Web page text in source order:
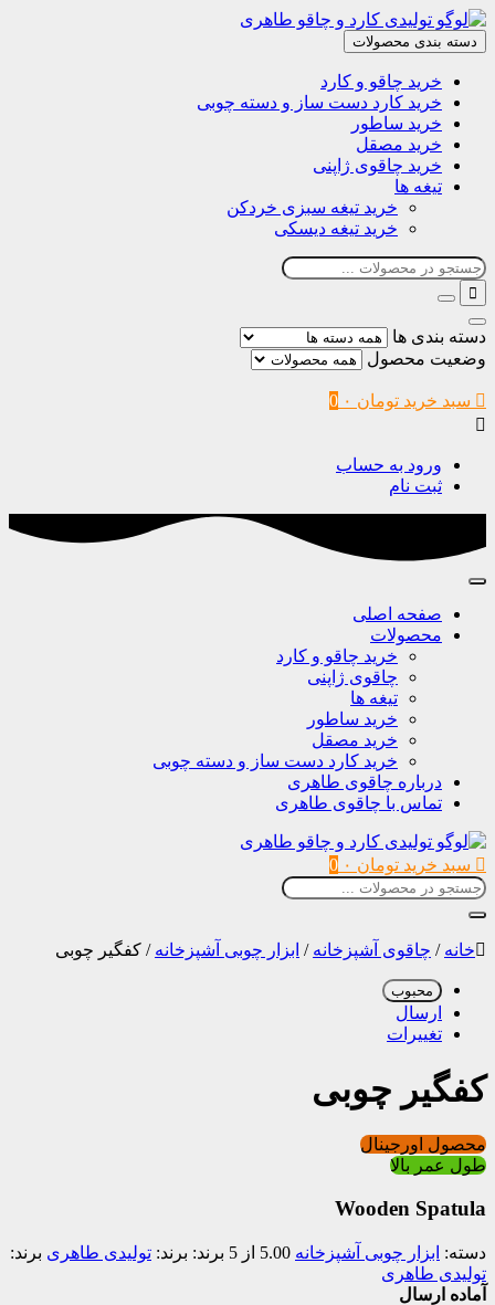
دسته بندی محصولات
خرید چاقو و کارد
خرید کارد دست ساز و دسته چوبی
خرید ساطور
خرید مصقل
خرید چاقوی ژاپنی
تیغه ها
خرید تیغه سبزی خردکن
خرید تیغه دیسکی
دسته بندی ها
وضعیت محصول
سبد خرید تومان 0
ورود به حساب
ثبت نام
صفحه اصلی
محصولات
خرید چاقو و کارد
چاقوی ژاپنی
تیغه ها
خرید ساطور
خرید مصقل
خرید کارد دست ساز و دسته چوبی
درباره چاقوی طاهری
تماس با چاقوی طاهری
سبد خرید تومان 0
خانه / چاقوی آشپزخانه / ابزار چوبی آشپزخانه / کفگیر چوبی
محبوب
ارسال
تغییرات
کفگیر چوبی
محصول اورجینال
طول عمر بالا
Wooden Spatula
دسته: ابزار چوبی آشپزخانه 5.00 از 5 برند: تولیدی طاهری برند:
تولیدی طاهری
آماده ارسال